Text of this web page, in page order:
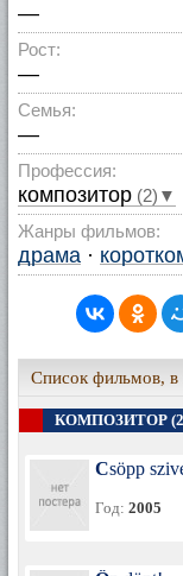
—
Рост:
—
Семья:
—
Профессия:
композитор (2)▼
Жанры фильмов:
драма ·
Список фильмов, в
КОМПОЗИТОР
Csöpp
Год: 2005